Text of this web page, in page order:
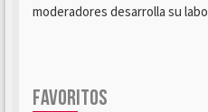
moderadores desarrolla su
FAVORITOS